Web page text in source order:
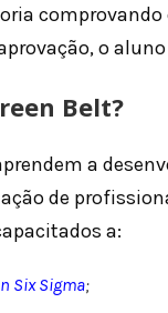
o
Belt?
a
de
a:
Six Sigma;